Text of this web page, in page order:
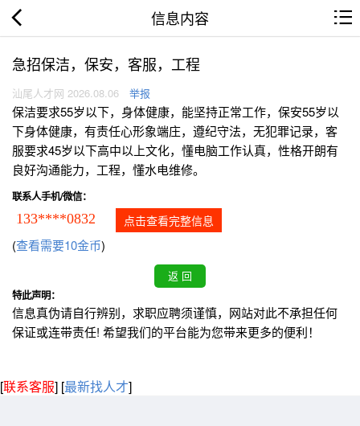
信息内容
急招保洁，保安，客服，工程
汕尾人才网 2026.08.06 举报
保洁要求55岁以下，身体健康，能坚持正常工作，保安55岁以
下身体健康，有责任心形象端庄，遵纪守法，无犯罪记录，客
服要求45岁以下高中以上文化，懂电脑工作认真，性格开朗有
良好沟通能力，工程，懂水电维修。
联系人手机/微信：
133****0832 点击查看完整信息
(查看需要10金币)
特此声明：
信息真伪请自行辨别，求职应聘须谨慎，网站对此不承担任何
保证或连带责任! 希望我们的平台能为您带来更多的便利！
[联系客服] [最新找人才]